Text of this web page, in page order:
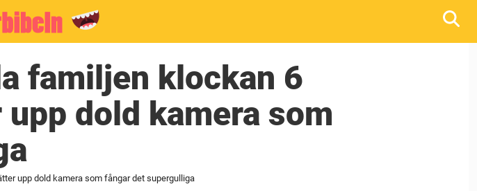
familjen klockan 6
dold kamera som
upp dold kamera som fångar det supergulliga